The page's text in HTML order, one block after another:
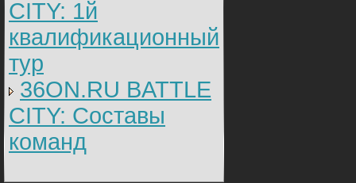
CITY: 1й
квалификационный
тур
36ON.RU BATTLE
CITY: Составы
команд